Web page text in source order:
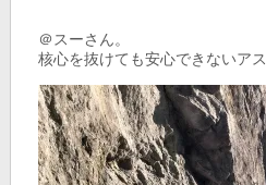
＠スーさん。
核心を抜けても安心できないア